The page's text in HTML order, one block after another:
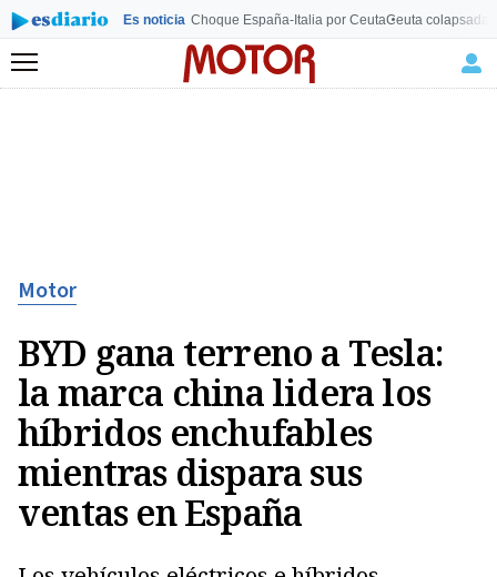
Es noticia Choque España-Italia por CeutaCeuta colapsada
Menú
Motor
BYD gana terreno a Tesla:
la marca china lidera los
híbridos enchufables
mientras dispara sus
ventas en España